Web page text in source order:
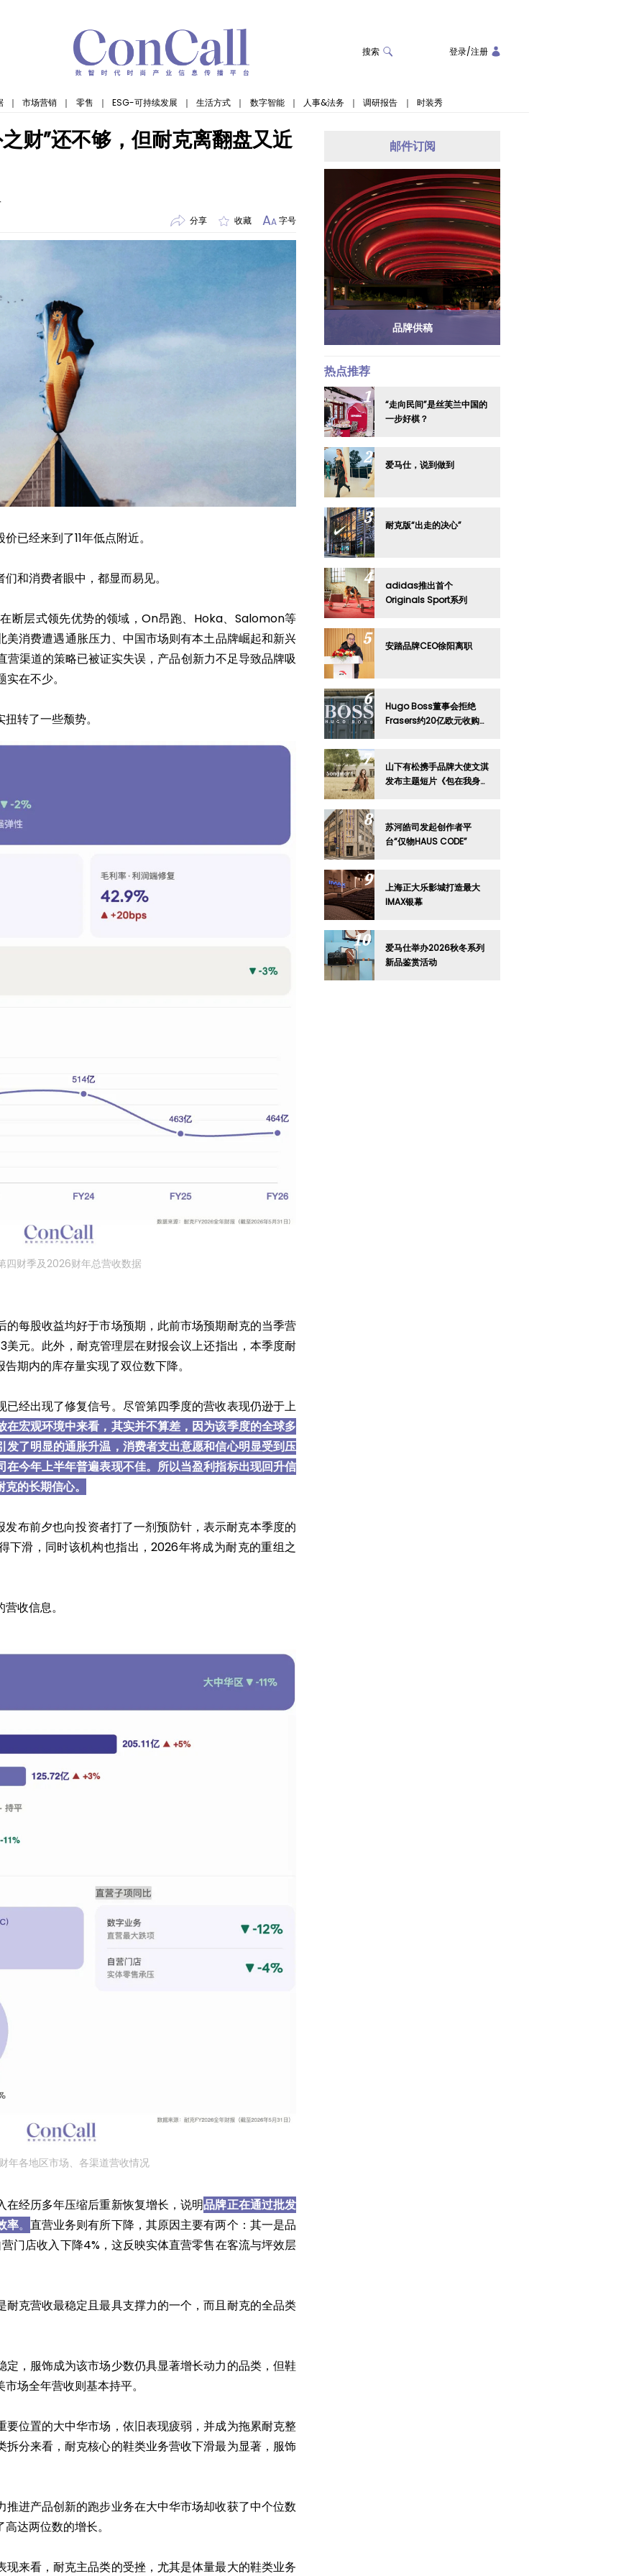
搜索 登录/注册
｜ 市场营销 ｜ 零售 ｜ ESG-可持续发展 ｜ 生活方式 ｜ 数字智能 ｜ 人事&法务 ｜ 调研报告 ｜ 时装秀
财”还不够，但耐克离翻盘又近
分享
收藏 AA字号
已经来到了11年低点附近。
和消费者眼中，都显而易见。
断层式领先优势的领域，On昂跑、Hoka、Salomon等
消费遭遇通胀压力、中国市场则有本土品牌崛起和新兴
营渠道的策略已被证实失误，产品创新力不足导致品牌吸
在不少。
转了一些颓势。
四财季及2026财年总营收数据
每股收益均好于市场预期，此前市场预期耐克的当季营
美元。此外，耐克管理层在财报会议上还指出，本季度耐
期内的库存量实现了双位数下降。
经出现了修复信号。尽管第四季度的营收表现仍逊于上
在宏观环境中来看，其实并不算差，因为该季度的全球多
了明显的通胀升温，消费者支出意愿和信心明显受到压
今年上半年普遍表现不佳。所以当盈利指标出现回升信
的长期信心。
布前夕也向投资者打了一剂预防针，表示耐克本季度的
下滑，同时该机构也指出，2026年将成为耐克的重组之
收信息。
年各地区市场、各渠道营收情况
经历多年压缩后重新恢复增长，说明品牌正在通过批发
率。 直营业务则有所下降，其原因主要有两个：其一是品
门店收入下降4%，这反映实体直营零售在客流与坪效层
克营收最稳定且最具支撑力的一个，而且耐克的全品类
，服饰成为该市场少数仍具显著增长动力的品类，但鞋
场全年营收则基本持平。
位置的大中华市场，依旧表现疲弱，并成为拖累耐克整
分来看，耐克核心的鞋类业务营收下滑最为显著，服饰
进产品创新的跑步业务在大中华市场却收获了中个位数
达两位数的增长。
来看，耐克主品类的受挫，尤其是体量最大的鞋类业务
邮件订阅
品牌供稿
热点推荐
“走向民间”是丝芙兰中国的
一步好棋？
爱马仕，说到做到
耐克版“出走的决心”
adidas推出首个
Originals Sport系列
安踏品牌CEO徐阳离职
Hugo Boss董事会拒绝
Frasers约20亿欧元收购要
山下有松携手品牌大使文淇
发布主题短片《包在我身
苏河皓司发起创作者平
台“仅物HAUS CODE”
上海正大乐影城打造最大
IMAX银幕
爱马仕举办2026秋冬系列
新品鉴赏活动